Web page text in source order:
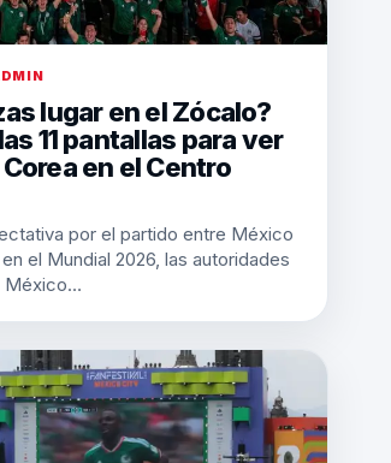
lugar en el Zócalo?
11 pantallas para ver
en el Centro
por el partido entre México
el Mundial 2026, las autoridades
México…